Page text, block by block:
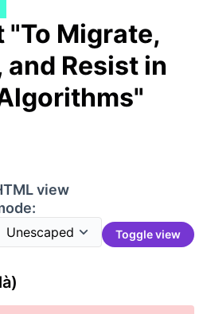
"To Migrate,
and Resist in
view
Toggle view